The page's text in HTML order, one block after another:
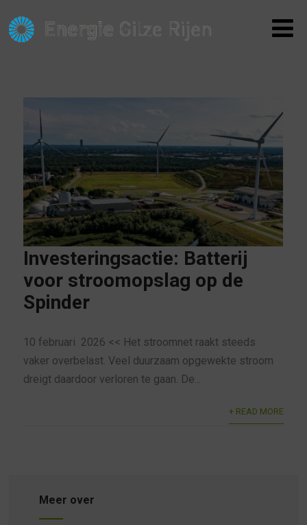
Investeringsactie: Batterij
voor stroomopslag op de
Spinder
10 februari 2026 << Het stroomnet raakt steeds
vaker overbelast. Veel duurzaam opgewekte stroom
dreigt daardoor verloren te gaan. De...
+ READ MORE
Meer over